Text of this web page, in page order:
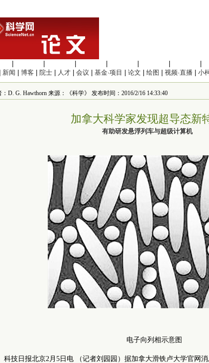
新闻 博客 院士 人才 会议 基金·项目 论文 绘图 视频·直播 小
：D. G. Hawthorn 来源：《科学》 发布时间：2016/2/16 14:33:40
加拿大科学家发现超导态新
有助研发悬浮列车与超级计算机
电子向列相示意图
科技日报北京2月5日电 （记者刘园园）据加拿大滑铁卢大学官网